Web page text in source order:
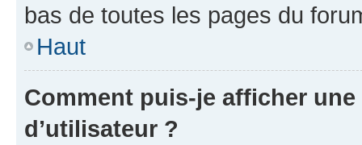
bas de toutes les pages du
Haut
Comment puis-je afficher
d’utilisateur ?